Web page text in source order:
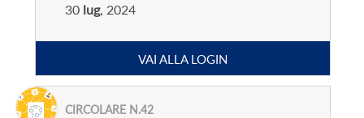
30 lug, 2024
VAI ALLA LOGIN
CIRCOLARE N.42